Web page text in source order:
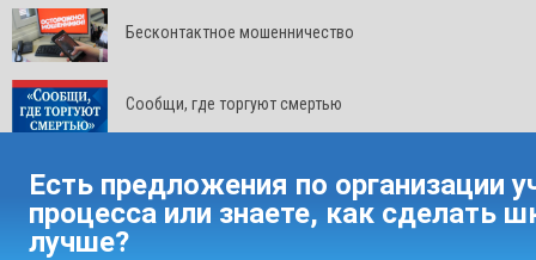
Бесконтактное мошенничество
Сообщи, где торгуют смертью
Есть предложения по организации
процесса или знаете, как сделать
лучше?